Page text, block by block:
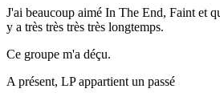
J'ai beaucoup aimé In The End, Faint et
y a très très très très longtemps.
Ce groupe m'a déçu.
A présent, LP appartient un passé